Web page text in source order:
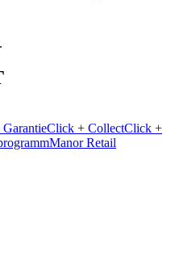
Click + CollectClick +
Manor Retail